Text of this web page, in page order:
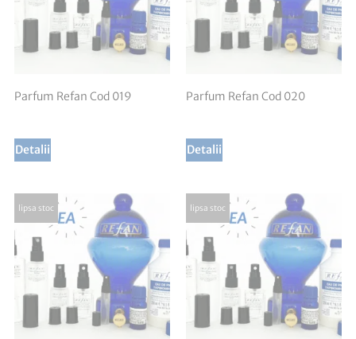
Parfum Refan Cod 019
Detalii
Parfum Refan Cod 020
Detalii